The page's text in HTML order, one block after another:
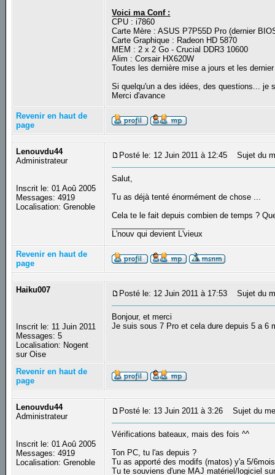
Voici ma Conf :
CPU : i7860
Carte Mère : ASUS P7P55D Pro (dernier
Carte Graphique : Radeon HD 5870
MEM : 2 x 2 Go - Crucial DDR3 10600
Alim : Corsair HX620W
Toutes les dernière mise a jours et les
Si quelqu'un a des idées, des questions... je
Merci d'avance
Revenir en haut de
page
Lenouvdu44
Administrateur
Inscrit le: 01 Aoû 2005
Messages: 4919
Localisation: Grenoble
Posté le: 12 Juin 2011 à 12:45 Sujet du
Salut,
Tu as déjà tenté énormément de chose ...
Cela te le fait depuis combien de temps ?
L'nouv qui devient L'vieux
Revenir en haut de
page
Haiku007
Inscrit le: 11 Juin 2011
Messages: 5
Localisation: Nogent
sur Oise
Posté le: 12 Juin 2011 à 17:53 Sujet du
Bonjour, et merci
Je suis sous 7 Pro et cela dure depuis 5 a 6
Revenir en haut de
page
Lenouvdu44
Administrateur
Inscrit le: 01 Aoû 2005
Messages: 4919
Localisation: Grenoble
Posté le: 13 Juin 2011 à 3:26 Sujet du
Vérifications bateaux, mais des fois ^^
Ton PC, tu l'as depuis ?
Tu as apporté des modifs (matos) y'a 5/
Tu te souviens d'une MAJ matériel/logiciel